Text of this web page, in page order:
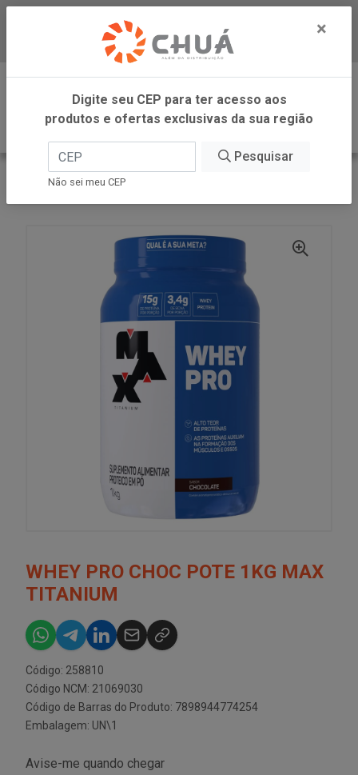
Baixe já nosso APP
0
INÍCIO
WHEY PRO CHOC POTE 1KG MAX
TITANIUM
Código: 258810
Código NCM: 21069030
Código de Barras do Produto: 7898944774254
Embalagem: UN\1
Avise-me quando chegar
×
Digite seu CEP para ter acesso aos
produtos e ofertas exclusivas da sua região
Pesquisar
Não sei meu CEP